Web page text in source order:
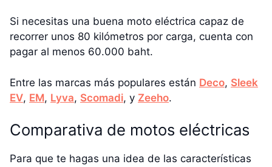
Si necesitas una buena moto eléctrica capaz de
recorrer unos 80 kilómetros por carga, cuenta con
pagar al menos 60.000 baht.
Entre las marcas más populares están Deco, Sleek
EV, EM, Lyva, Scomadi, y Zeeho.
Comparativa de motos eléctricas
Para que te hagas una idea de las características